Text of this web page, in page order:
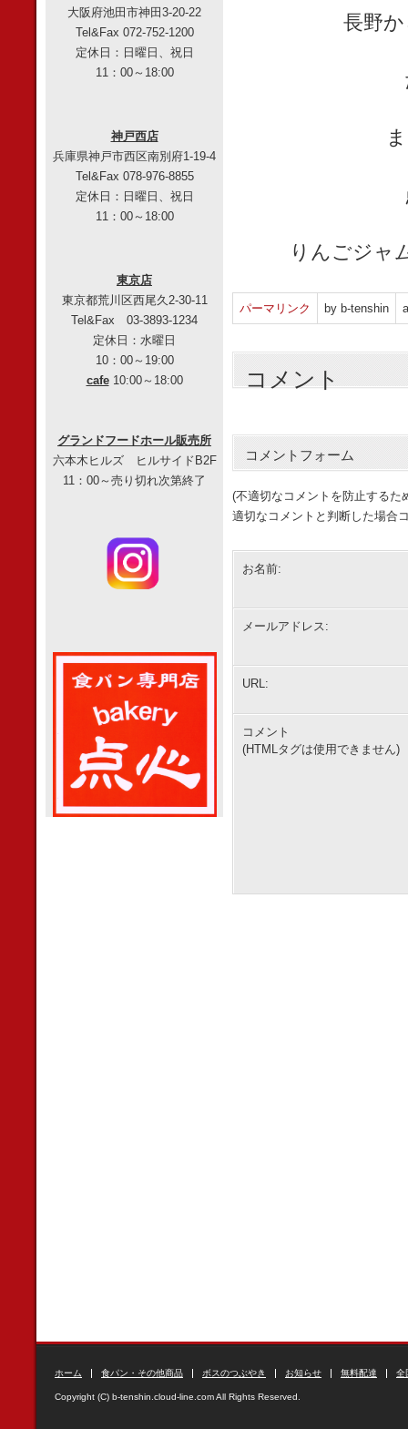
長野
りんごジャ
パーマリンク by b-tenshin
コメント
コメントフォーム
(不適切なコメントを防止するた
適切なコメントと判断した場合
お名前:
メールアドレス:
URL:
コメント
(HTMLタグは使用できません)
大阪府池田市神田3-20-22
Tel&Fax 072-752-1200
定休日：日曜日、祝日
11：00～18:00
神戸西店
兵庫県神戸市西区南別府1-19-4
Tel&Fax 078-976-8855
定休日：日曜日、祝日
11：00～18:00
東京店
東京都荒川区西尾久2-30-11
Tel&Fax 03-3893-1234
定休日：水曜日
10：00～19:00
cafe10:00～18:00
グランドフードホール販売所
六本木ヒルズ ヒルサイドB2F
11：00～売り切れ次第終了
ホーム 食パン・その他商品 ボスのつぶやき お知らせ 無料配達 全
Copyright (C) b-tenshin.cloud-line.com All Rights Reserved.